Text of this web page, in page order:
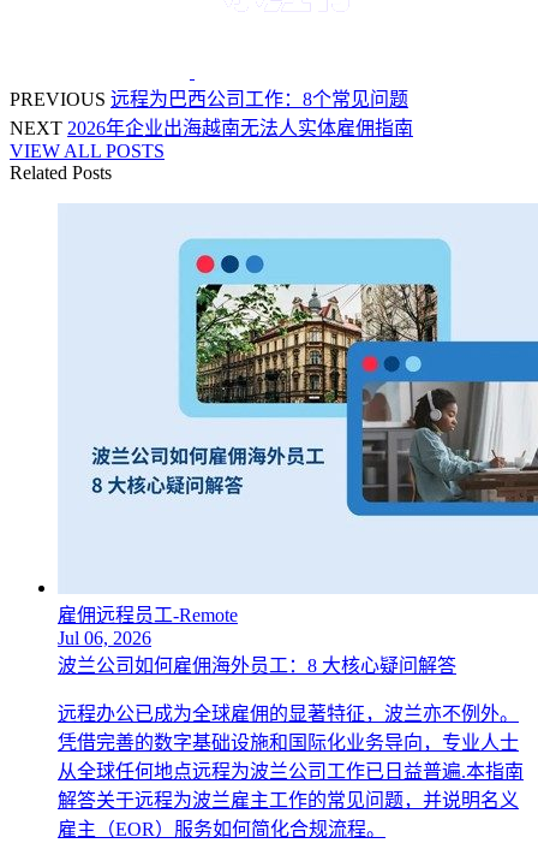
PREVIOUS 远程为巴西公司工作：8个常见问题
NEXT 2026年企业出海越南无法人实体雇佣指南
VIEW ALL POSTS
Related Posts
雇佣远程员工-Remote
Jul 06, 2026
波兰公司如何雇佣海外员工：8 大核心疑问解答
远程办公已成为全球雇佣的显著特征，波兰亦不例外。
凭借完善的数字基础设施和国际化业务导向，专业人士
从全球任何地点远程为波兰公司工作已日益普遍.本指南
解答关于远程为波兰雇主工作的常见问题，并说明名义
雇主（EOR）服务如何简化合规流程。